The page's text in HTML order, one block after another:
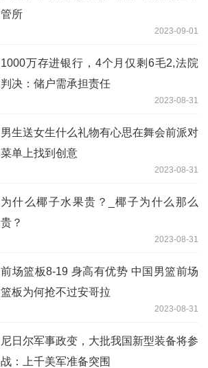
管所
2023-09-01
1000万存进银行，4个月仅剩6毛2,法院
判决：储户需承担责任
2023-08-31
男生送女生什么礼物有心思在舞会前派对
菜单上找到创意
2023-08-31
为什么椰子水果贵？_椰子为什么那么
贵？
2023-08-31
前场篮板8-19 身高有优势 中国男篮前场
篮板为何抢不过安哥拉
2023-08-31
尼日尔军事政变，大批我国新型装备将参
战：上千美军准备突围